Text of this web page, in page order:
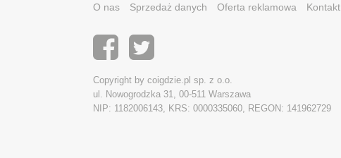
O nas Sprzedaż danych Oferta reklamowa Kontakt
Copyright by coigdzie.pl sp. z o.o.
ul. Nowogrodzka 31, 00-511 Warszawa
NIP: 1182006143, KRS: 0000335060, REGON: 141962729